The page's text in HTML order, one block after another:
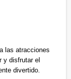
las atracciones
y disfrutar el
divertido.